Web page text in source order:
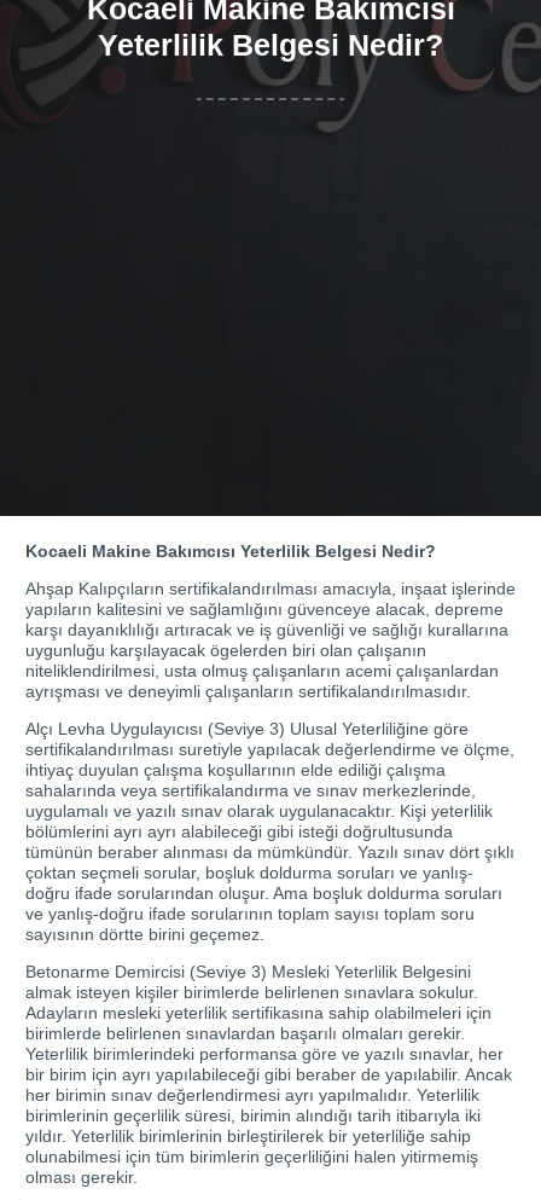
Kocaeli Makine Bakımcısı
Yeterlilik Belgesi Nedir?
Kocaeli Makine Bakımcısı Yeterlilik Belgesi Nedir?
Ahşap Kalıpçıların sertifikalandırılması amacıyla, inşaat işlerinde
yapıların kalitesini ve sağlamlığını güvenceye alacak, depreme
karşı dayanıklılığı artıracak ve iş güvenliği ve sağlığı kurallarına
uygunluğu karşılayacak ögelerden biri olan çalışanın
niteliklendirilmesi, usta olmuş çalışanların acemi çalışanlardan
ayrışması ve deneyimli çalışanların sertifikalandırılmasıdır.
Alçı Levha Uygulayıcısı (Seviye 3) Ulusal Yeterliliğine göre
sertifikalandırılması suretiyle yapılacak değerlendirme ve ölçme,
ihtiyaç duyulan çalışma koşullarının elde ediliği çalışma
sahalarında veya sertifikalandırma ve sınav merkezlerinde,
uygulamalı ve yazılı sınav olarak uygulanacaktır. Kişi yeterlilik
bölümlerini ayrı ayrı alabileceği gibi isteği doğrultusunda
tümünün beraber alınması da mümkündür. Yazılı sınav dört şıklı
çoktan seçmeli sorular, boşluk doldurma soruları ve yanlış-
doğru ifade sorularından oluşur. Ama boşluk doldurma soruları
ve yanlış-doğru ifade sorularının toplam sayısı toplam soru
sayısının dörtte birini geçemez.
Betonarme Demircisi (Seviye 3) Mesleki Yeterlilik Belgesini
almak isteyen kişiler birimlerde belirlenen sınavlara sokulur.
Adayların mesleki yeterlilik sertifikasına sahip olabilmeleri için
birimlerde belirlenen sınavlardan başarılı olmaları gerekir.
Yeterlilik birimlerindeki performansa göre ve yazılı sınavlar, her
bir birim için ayrı yapılabileceği gibi beraber de yapılabilir. Ancak
her birimin sınav değerlendirmesi ayrı yapılmalıdır. Yeterlilik
birimlerinin geçerlilik süresi, birimin alındığı tarih itibarıyla iki
yıldır. Yeterlilik birimlerinin birleştirilerek bir yeterliliğe sahip
olunabilmesi için tüm birimlerin geçerliliğini halen yitirmemiş
olması gerekir.